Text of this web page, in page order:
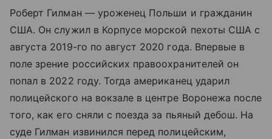
Роберт Гилман — уроженец Польши и гражданин
США. Он служил в Корпусе морской пехоты США с
августа 2019-го по август 2020 года. Впервые в
поле зрение российских правоохранителей он
попал в 2022 году. Тогда американец ударил
полицейского на вокзале в центре Воронежа после
того, как его сняли с поезда за пьяный дебош. На
суде Гилман извинился перед полицейским,